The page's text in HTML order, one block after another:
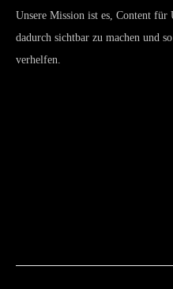
Unsere Mission ist es, Content für
dadurch sichtbar zu machen und
verhelfen.